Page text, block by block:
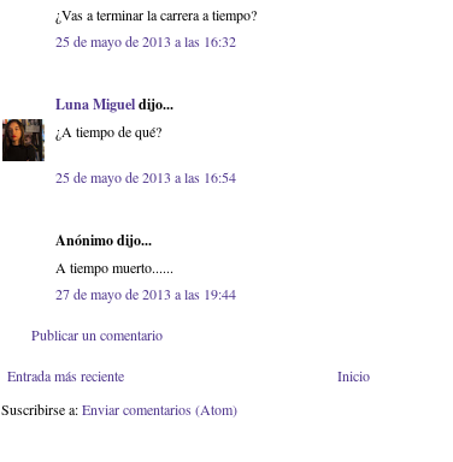
¿Vas a terminar la carrera a tiempo?
25 de mayo de 2013 a las 16:32
Luna Migueldijo...
¿A tiempo de qué?
25 de mayo de 2013 a las 16:54
Anónimo dijo...
A tiempo muerto......
27 de mayo de 2013 a las 19:44
Publicar un comentario
Entrada más reciente
Inicio
Suscribirse a:Enviar comentarios (Atom)